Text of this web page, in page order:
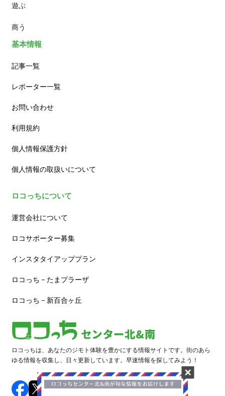
カフェ
遊ぶ
商う
基本情報
記事一覧
レポーター一覧
お問い合わせ
利用規約
個人情報保護方針
個人情報の取扱いについて
ロコっちについて
運営会社について
ロコサポーター募集
インスタタイアッププラン
ロコっち – たまプラーザ
ロコっち – 新百合ヶ丘
ロコっちは、あなたのジモト体験を豊かにする情報サイトです。街のあら
ゆる情報を収集し、日々更新しています。早速情報を探してみよう！